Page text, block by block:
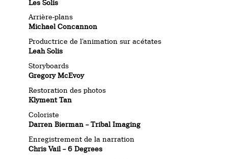
Les Solis
Arrière-plans
Michael Concannon
Productrice de l’animation sur acétates
Leah Solis
Storyboards
Gregory McEvoy
Restoration des photos
Klyment Tan
Coloriste
Darren Bierman – Tribal Imaging
Enregistrement de la narration
Chris Vail – 6 Degrees